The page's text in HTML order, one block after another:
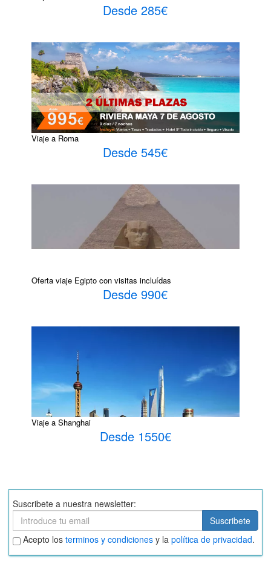
Desde 285€
Viaje a Roma
Desde 545€
Oferta viaje Egipto con visitas incluídas
Desde 990€
Viaje a Shanghai
Desde 1550€
Suscribete a nuestra newsletter:
Suscribete
Suscribete
Aceptar
términos
y
Acepto los terminos y condiciones y la política de privacidad.